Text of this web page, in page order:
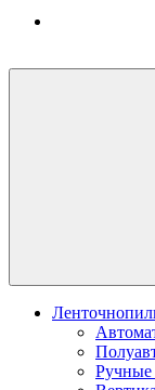
Ручные